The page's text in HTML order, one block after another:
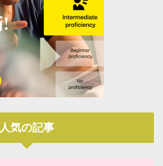
人気の記事